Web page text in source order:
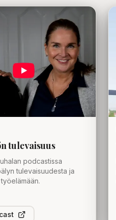
tulevaisuus
podcastissa
tulevaisuudesta ja